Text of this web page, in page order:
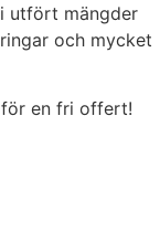
utfört mängder
och mycket
en fri offert!